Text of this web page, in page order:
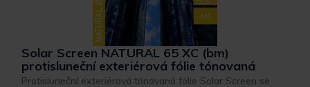
Solar Screen NATURAL 65 XC (bm)
protisluneční exteriérová fólie tónovaná
Protisluneční exteriérová tónovaná fólie Solar Screen se